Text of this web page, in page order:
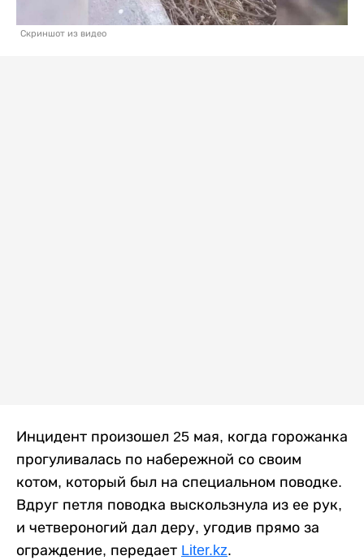
Скриншот из видео
Инцидент произошел 25 мая, когда горожанка
прогуливалась по набережной со своим
котом, который был на специальном поводке.
Вдруг петля поводка выскользнула из ее рук,
и четвероногий дал деру, угодив прямо за
ограждение, передает Liter.kz.